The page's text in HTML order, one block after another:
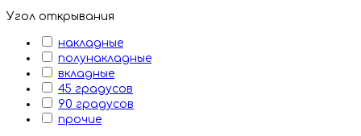
Угол открывания
накладные
полунакладные
вкладные
45 градусов
90 градусов
прочие